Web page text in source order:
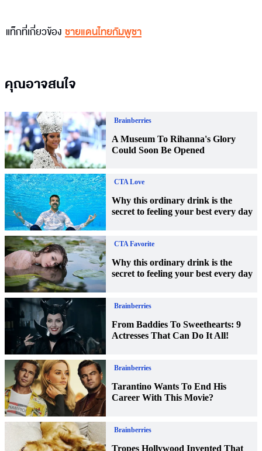
แท็กที่เกี่ยวข้อง ชายแดนไทยกัมพูชา
คุณอาจสนใจ